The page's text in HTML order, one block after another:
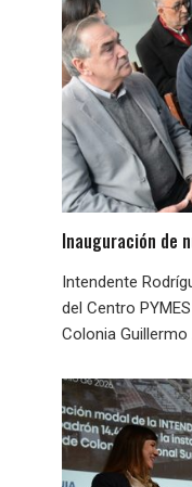
Inauguración de
Intendente
del Centro
Colonia Guillermo